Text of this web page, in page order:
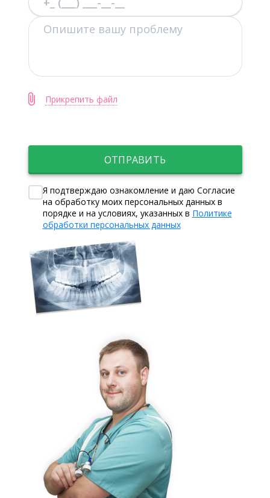
Прикрепить файл
ОТПРАВИТЬ
Я подтверждаю ознакомление и даю Согласие
на обработку моих персональных данных в
порядке и на условиях, указанных в Политике
обработки персональных данных